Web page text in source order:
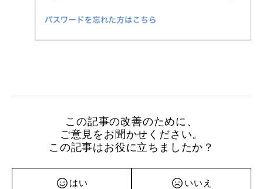
この記事の改善のために、
ご意見をお聞かせください。
この記事はお役に立ちましたか？
はい いいえ